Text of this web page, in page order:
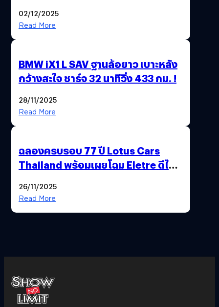
02/12/2025
Read More
BMW iX1 L SAV ฐานล้อยาว เบาะหลัง
กว้างสะใจ ชาร์จ 32 นาทีวิ่ง 433 กม. !
28/11/2025
Read More
ฉลองครบรอบ 77 ปี Lotus Cars
Thailand พร้อมเผยโฉม Eletre ดีไซน์
26/11/2025
Read More